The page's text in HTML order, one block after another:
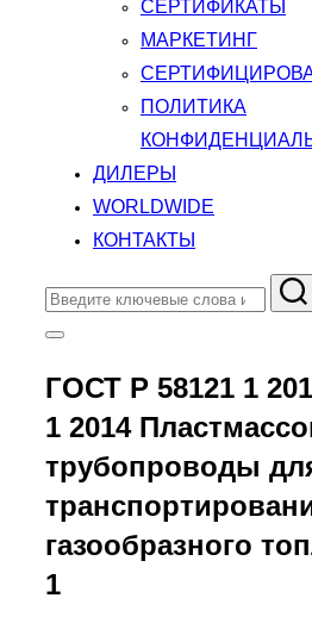
СЕРТИФИКАТЫ
МАРКЕТИНГ
ПОЛИТИКА
ДИЛЕРЫ
WORLDWIDE
КОНТАКТЫ
Поиск
по:
Переключить
панель
навигацию
ГОСТ Р 58121 1
1 2014
трубопроводы
газообразного
1